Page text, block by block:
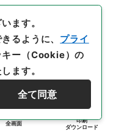
全画面
印刷
ダウンロード
ます。
るように、 プライ
キー（Cookie）の
ます。
全て同意